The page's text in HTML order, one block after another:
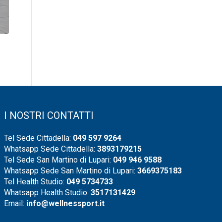
I NOSTRI CONTATTI
Tel Sede Cittadella: 049 597 9264
Whatsapp Sede Cittadella: 3893179215
Tel Sede San Martino di Lupari: 049 946 9588
Whatsapp Sede San Martino di Lupari: 3669375183
Tel Health Studio: 049 5734733
Whatsapp Health Studio: 3517131429
Email: info@wellnessport.it